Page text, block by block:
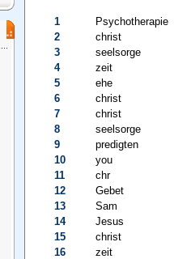
1
Psychotherapie
2
christ
3
seelsorge
4
zeit
5
ehe
6
christ
7
christ
8
seelsorge
9
predigten
10
you
11
chr
12
Gebet
13
Sam
14
Jesus
15
christ
16
zeit